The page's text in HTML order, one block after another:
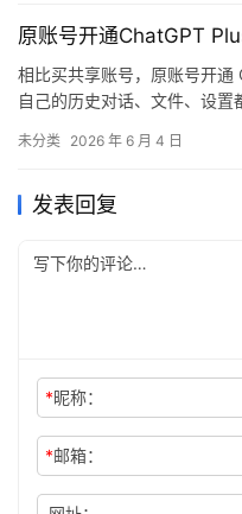
流程。
原账号开通ChatGPT
相比买共享账号，原账号开
自己的历史对话、文件、设
未分类 2026 年 6 月 4 日
发表回复
*昵称：
*邮箱：